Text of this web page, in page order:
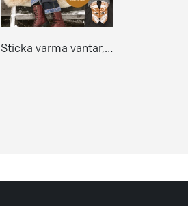
Sticka varma vantar, sockor och mössor